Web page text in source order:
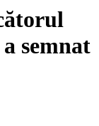
semnat